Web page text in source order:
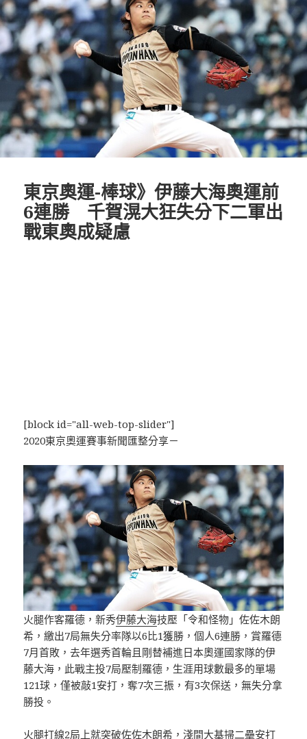
東京奧運-棒球》伊藤大海奧運前
6連勝 千賀滉大狂失分下二軍出
戰東奧成疑慮
[block id="all-web-top-slider"]
2020東京奧運賽事新聞匯整分享－
火腿作客羅德，新秀伊藤大海技壓「令和怪物」佐佐木朗
希，繳出7局無失分率隊以6比1獲勝，個人6連勝，賞羅德
7月首敗，去年選秀首輪且剛替補進日本奧運國家隊的伊
藤大海，此戰主投7局壓制羅德，生涯用球數最多的單場
121球，僅被敲1安打，奪7次三振，有3次保送，無失分拿
勝投。
火腿打線2局上就突破佐佐木朗希，淺間大基掃二壘安打